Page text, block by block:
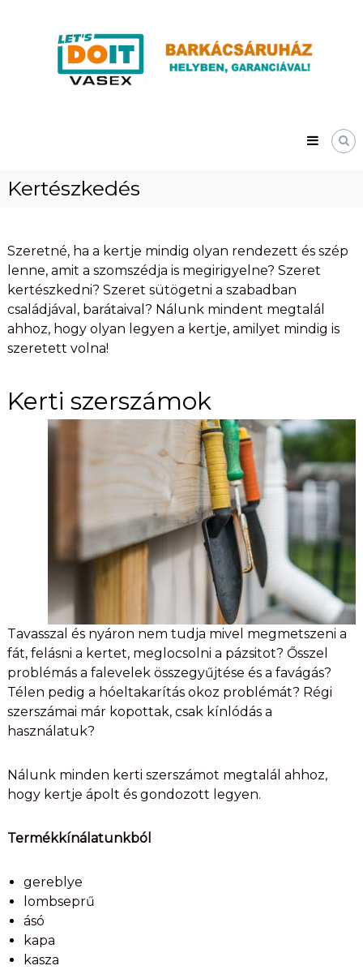
Kertészkedés
Szeretné, ha a kertje mindig olyan rendezett és szép
lenne, amit a szomszédja is megirigyelne? Szeret
kertészkedni? Szeret sütögetni a szabadban
családjával, barátaival? Nálunk mindent megtalál
ahhoz, hogy olyan legyen a kertje, amilyet mindig is
szeretett volna!
Kerti szerszámok
Tavasszal és nyáron nem tudja mivel megmetszeni a
fát, felásni a kertet, meglocsolni a pázsitot? Ősszel
problémás a falevelek összegyűjtése és a favágás?
Télen pedig a hóeltakarítás okoz problémát? Régi
szerszámai már kopottak, csak kínlódás a
használatuk?
Nálunk minden kerti szerszámot megtalál ahhoz,
hogy kertje ápolt és gondozott legyen.
Termékkínálatunkból
gereblye
lombseprű
ásó
kapa
kasza